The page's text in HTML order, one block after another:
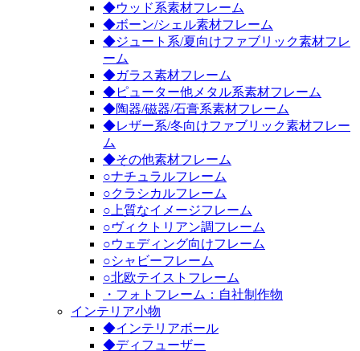
◆ウッド系素材フレーム
◆ボーン/シェル素材フレーム
◆ジュート系/夏向けファブリック素材フレ
ーム
◆ガラス素材フレーム
◆ピューター他メタル系素材フレーム
◆陶器/磁器/石膏系素材フレーム
◆レザー系/冬向けファブリック素材フレー
ム
◆その他素材フレーム
○ナチュラルフレーム
○クラシカルフレーム
○上質なイメージフレーム
○ヴィクトリアン調フレーム
○ウェディング向けフレーム
○シャビーフレーム
○北欧テイストフレーム
・フォトフレーム：自社制作物
インテリア小物
◆インテリアボール
◆ディフューザー